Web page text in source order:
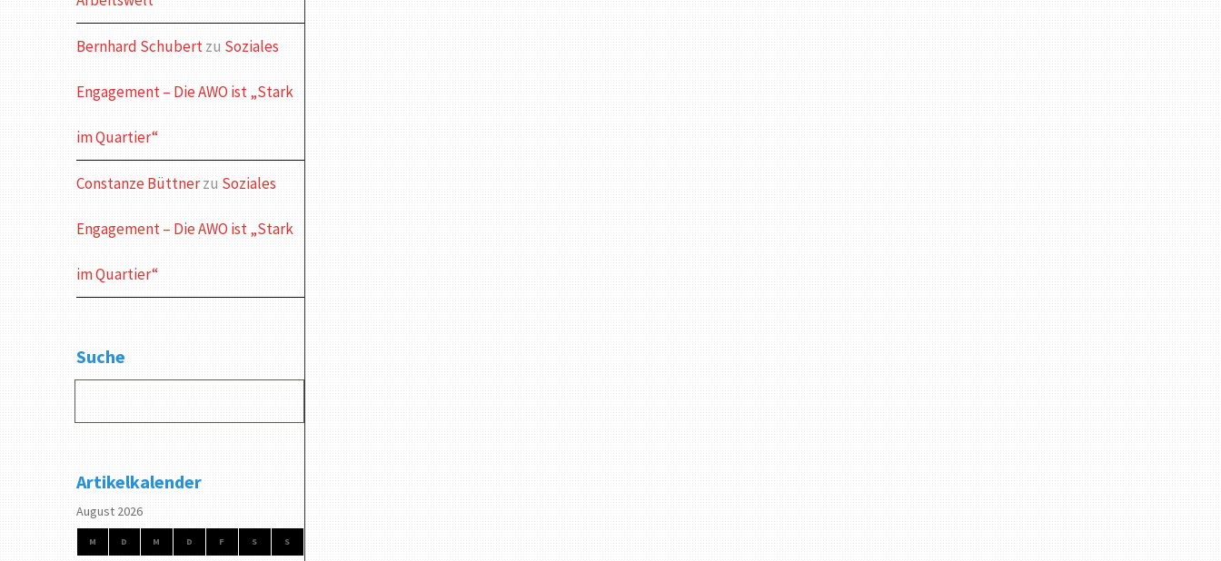
Bernhard Schubertzu Soziales
Engagement – Die AWO ist „Stark
im Quartier“
Constanze Büttnerzu Soziales
Engagement – Die AWO ist „Stark
im Quartier“
Suche
Artikelkalender
August 2026
M D M D F S S